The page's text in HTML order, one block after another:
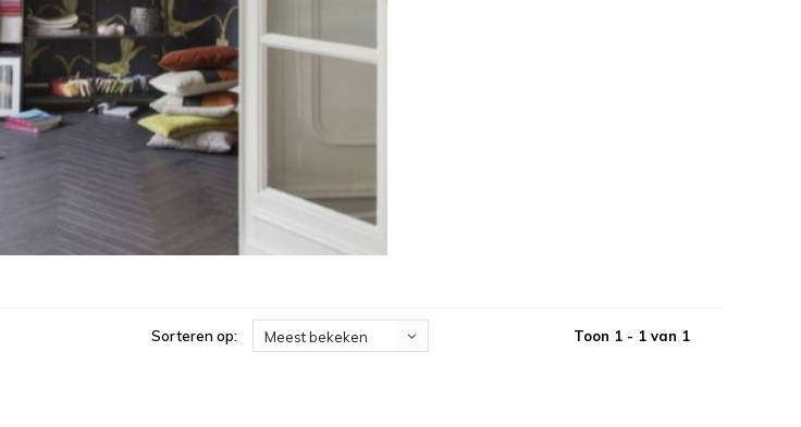
Sorteren op: Meest bekeken Toon 1 - 1 van 1